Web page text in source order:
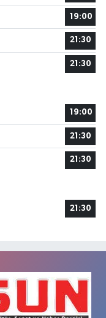
19:00
21:30
21:30
19:00
21:30
21:30
21:30